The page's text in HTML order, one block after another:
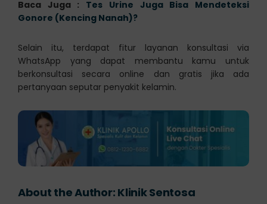
Baca Juga : Tes Urine Juga Bisa Mendeteksi
Gonore (Kencing Nanah)?
Selain itu, terdapat fitur layanan konsultasi via
WhatsApp yang dapat membantu kamu untuk
berkonsultasi secara online dan gratis jika ada
pertanyaan seputar penyakit kelamin.
About the Author: Klinik Sentosa